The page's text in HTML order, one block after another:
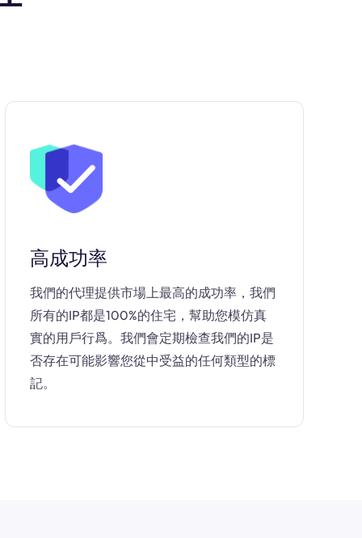
高成功率
我們的代理提供市場上最高的成功率，我們
所有的IP都是100%的住宅，幫助您模仿真
實的用戶行爲。我們會定期檢查我們的IP是
否存在可能影響您從中受益的任何類型的標
記。